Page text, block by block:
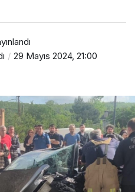
29 Mayıs 2024, 21:00